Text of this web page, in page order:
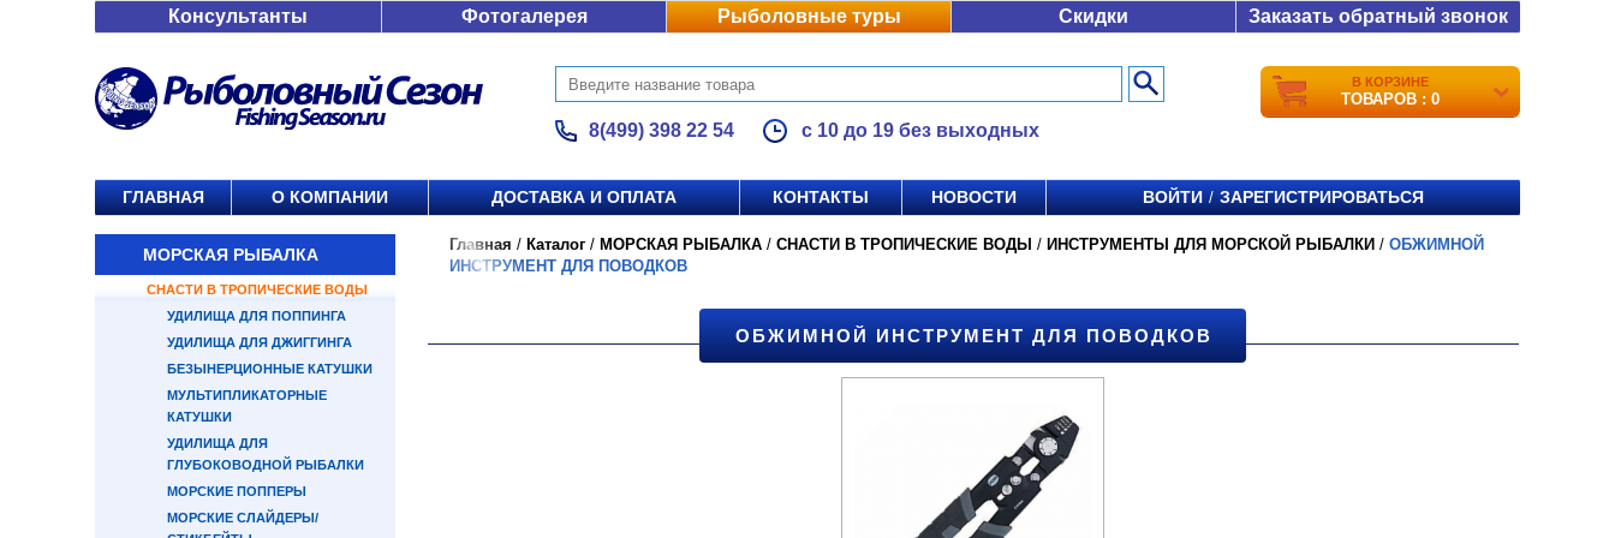
Консультанты Фотогалерея Рыболовные туры Скидки Заказать обратный звонок
8(499) 398 22 54 с 10 до 19 без выходных
В КОРЗИНЕ
ТОВАРОВ : 0
ГЛАВНАЯ О КОМПАНИИ ДОСТАВКА И ОПЛАТА КОНТАКТЫ НОВОСТИ ВОЙТИ / ЗАРЕГИСТРИРОВАТЬСЯ
МОРСКАЯ РЫБАЛКА
СНАСТИ В ТРОПИЧЕСКИЕ ВОДЫ
УДИЛИЩА ДЛЯ ПОППИНГА
УДИЛИЩА ДЛЯ ДЖИГГИНГА
БЕЗЫНЕРЦИОННЫЕ КАТУШКИ
МУЛЬТИПЛИКАТОРНЫЕ
КАТУШКИ
УДИЛИЩА ДЛЯ
ГЛУБОКОВОДНОЙ РЫБАЛКИ
МОРСКИЕ ПОППЕРЫ
МОРСКИЕ СЛАЙДЕРЫ/
Главная / Каталог / МОРСКАЯ РЫБАЛКА / СНАСТИ В ТРОПИЧЕСКИЕ ВОДЫ / ИНСТРУМЕНТЫ ДЛЯ МОРСКОЙ РЫБАЛКИ / ОБЖИМНОЙ
ИНСТРУМЕНТ ДЛЯ ПОВОДКОВ
ОБЖИМНОЙ ИНСТРУМЕНТ ДЛЯ ПОВОДКОВ